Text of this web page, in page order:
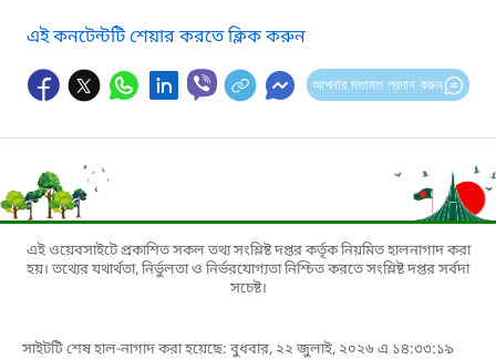
এই কনটেন্টটি শেয়ার করতে ক্লিক করুন
আপনার মতামত প্রদান করুন
এই ওয়েবসাইটে প্রকাশিত সকল তথ্য সংশ্লিষ্ট দপ্তর কর্তৃক নিয়মিত হালনাগাদ করা
হয়। তথ্যের যথার্থতা, নির্ভুলতা ও নির্ভরযোগ্যতা নিশ্চিত করতে সংশ্লিষ্ট দপ্তর সর্বদা
সচেষ্ট।
সাইটটি শেষ হাল-নাগাদ করা হয়েছে: বুধবার, ২২ জুলাই, ২০২৬ এ ১৪:৩৩:১৯